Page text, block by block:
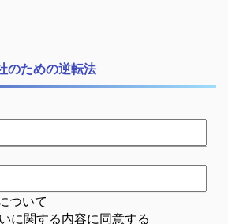
のための逆転法
ついて
に関する内容に同意する